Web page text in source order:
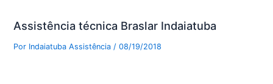
Assistência técnica Braslar Indaiatuba
Por Indaiatuba Assistência /08/19/2018